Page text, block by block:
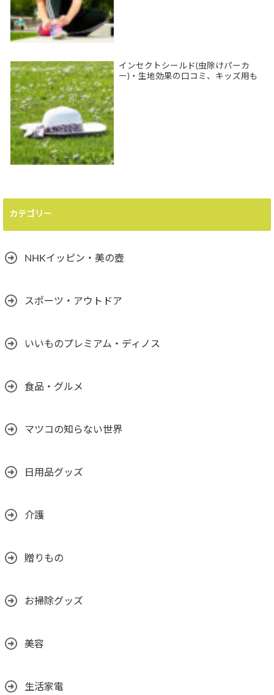
インセクトシールド(虫除けパーカ
ー)・生地効果の口コミ、キッズ用も
カテゴリー
NHKイッピン・美の壺
スポーツ・アウトドア
いいものプレミアム・ディノス
食品・グルメ
マツコの知らない世界
日用品グッズ
介護
贈りもの
お掃除グッズ
美容
生活家電